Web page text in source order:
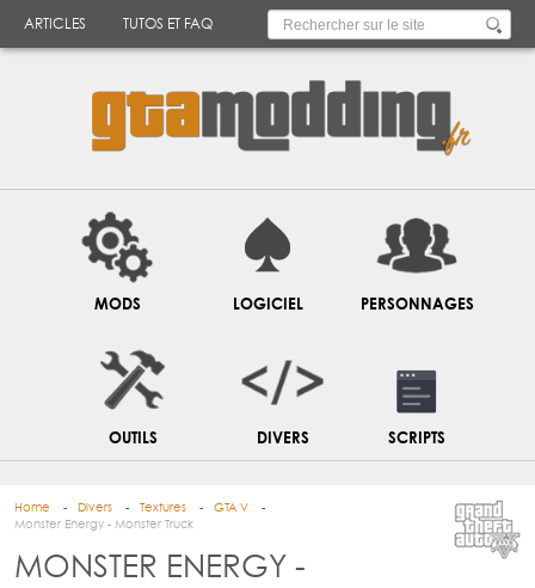
ARTICLES TUTOS ET FAQ
MODS LOGICIEL PERSONNAGES
OUTILS DIVERS SCRIPTS
Home Divers Textures
GTA V
Monster Energy - Monster Truck
MONSTER ENERGY -